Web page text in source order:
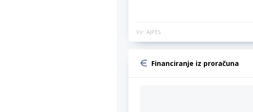
Vir: AJPES
Financiranje iz proračuna